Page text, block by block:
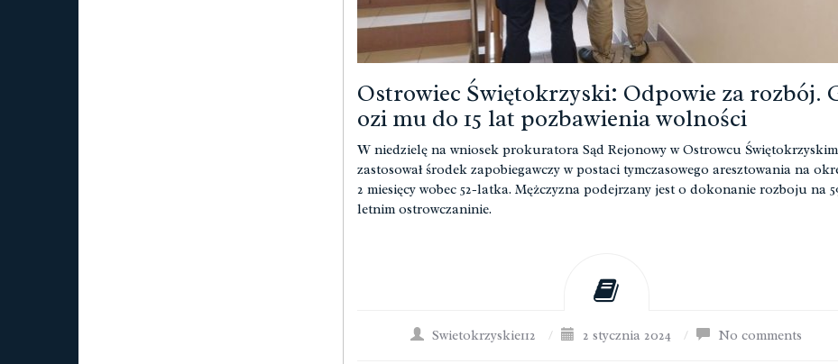
Ostrowiec Świętokrzyski: Odpowie za rozbój.
ozi mu do 15 lat pozbawienia wolności
W niedzielę na wniosek prokuratora Sąd Rejonowy w Ostrowcu Świętokrzyskim
zastosował środek zapobiegawczy w postaci tymczasowego aresztowania na
2 miesięcy wobec 52-latka. Mężczyzna podejrzany jest o dokonanie rozboju na
letnim ostrowczaninie.
Swietokrzyskie112 / 2 stycznia 2024 / No comments